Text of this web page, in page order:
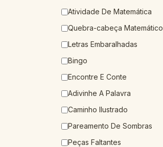
Atividade De Matemática
Quebra-cabeça Matemático
Letras Embaralhadas
Bingo
Encontre E Conte
Adivinhe A Palavra
Caminho Ilustrado
Pareamento De Sombras
Peças Faltantes